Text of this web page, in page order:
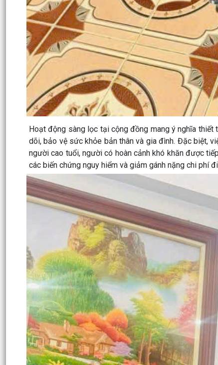
Hoạt động sàng lọc tại cộng đồng mang ý nghĩa
dõi, bảo vệ sức khỏe bản thân và gia đình. Đặc biệt,
người cao tuổi, người có hoàn cảnh khó khăn được
các biến chứng nguy hiểm và giảm gánh nặng chi phí